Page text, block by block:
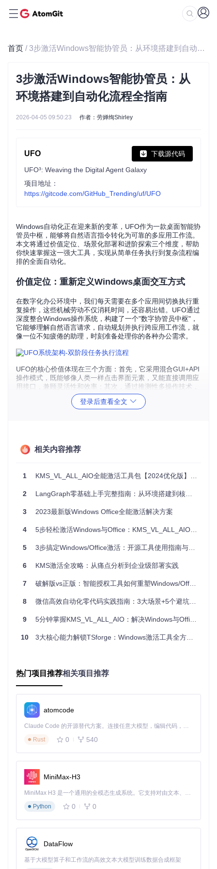
首页 / 3步激活Windows智能协管员：从环境搭建到自动化流程全指南
3步激活Windows智能协管员：从
环境搭建到自动化流程全指南
2026-04-05 09:50:23 作者：劳婵绚Shirley
UFO 下载源代码
UFO³: Weaving the Digital Agent Galaxy
项目地址：
https://gitcode.com/GitHub_Trending/uf/UFO
Windows自动化正在迎来新的变革，UFO作为一款桌面智能协
管员中枢，能够将自然语言指令转化为可靠的多应用工作流。
本文将通过价值定位、场景化部署和进阶探索三个维度，帮助
你快速掌握这一强大工具，实现从简单任务执行到复杂流程编
排的全面自动化。
价值定位：重新定义Windows桌面交互方式
在数字化办公环境中，我们每天需要在多个应用间切换执行重
复操作，这些机械劳动不仅消耗时间，还容易出错。UFO通过
深度整合Windows操作系统，构建了一个"数字协管员中枢"，
它能够理解自然语言请求，自动规划并执行跨应用工作流，就
像一位不知疲倦的助理，时刻准备处理你的各种办公需求。
UFO的核心价值体现在三个方面：首先，它采用混合GUI+API
操作模式，既能够像人类一样点击界面元素，又能直接调用应
用接口，兼顾灵活性和效率；其次，通过推测性多操作技术，
它能预判后续步骤，减少51%的LLM调用次数；最后，实时状
态监控功能让你随时掌握任务执行进度，确保每一步操作都在
环境检测：确保系统满足运行条件
要求。这就像在安装新家具前测量空间尺寸，确保一切恰到好
本：
示"Python不是内部或外部命令"，需先安装Python并配置
Git工具，这将用于获取项目代码。
一键部署：从源码到运行的无缝过渡
新电脑，只需几个简单步骤就能让系统运转起来。
源加速依赖安装。
cd UFO
# 创建并激活虚拟环境（推荐）
venv venv
venv\Scripts\activate
# 安装依赖包
pip install
预期输出：显示"Successfully installed..."等字样，无错误
--upgrade pip更新pip后重试
即使按照步骤操作，有时也可能遇到问题。以下是两个常见故
障的解决方案：
登录后查看全文
相关内容推荐
1 KMS_VL_ALL_AIO全能激活工具包【2024优化版】：Windows+Office激活工具一站式解决方案
2 LangGraph零基础上手完整指南：从环境搭建到核心功能实践
3 2023最新版Windows Office全能激活解决方案
4 5步轻松激活Windows与Office：KMS_VL_ALL_AIO工具包小白指南
5 3步搞定Windows/Office激活：开源工具使用指南与进阶技巧
6 KMS激活全攻略：从痛点分析到企业级部署实践
7 破解版vs正版：智能授权工具如何重塑Windows/Office激活体验
8 微信高效自动化零代码实践指南：3大场景+5个避坑指南
9 5分钟掌握KMS_VL_ALL_AIO：解决Windows与Office激活的终极方案
10 3大核心能力解锁TSforge：Windows激活工具全方位指南
热门项目推荐相关项目推荐
atomcode
Claude Code 的开源替代方案。连接任意大模型，编辑代码，运行命令，自动验证 — 全自动执行。用 Rust 构建，极致性能。 ｜ An open-source alternative to Claude Code. Connect any LLM, edit code, run commands, and verify changes — autonomously. Built in Rust for speed. Get Started
Rust
0 540
MiniMax-H3
MiniMax H3 是一个通用的全模态生成系统。它支持对由文本、图像、视频和音频组成的多模态上下文进行统一理解，并能生成分辨率高达 2K、时长可达 15 秒的带原生立体声音频的视频。得益于面向任务泛化的系统设计，H3 在预训练阶段就已具备广泛的多模态上下文理解与生成能力，能够出色地执行复杂的多模态指令。
Python
0 0
DataFlow
基于大模型算子和工作流的高效文本大模型训练数据合成框架